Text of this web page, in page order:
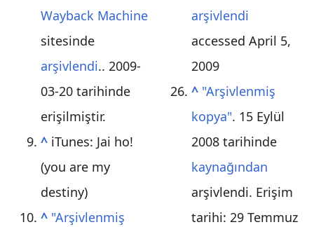
Wayback Machine
sitesinde
arşivlendi.. 2009-
03-20 tarihinde
erişilmiştir.
^ iTunes: Jai ho!
(you are my
destiny)
^ "Arşivlenmiş
arşivlendi
accessed April 5,
2009
^ "Arşivlenmiş
kopya". 15 Eylül
2008 tarihinde
kaynağından
arşivlendi. Erişim
tarihi: 29 Temmuz